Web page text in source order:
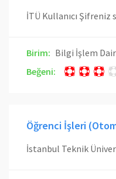
Birim: Bilgi İşlem
Beğeni:
Öğrenci İşleri